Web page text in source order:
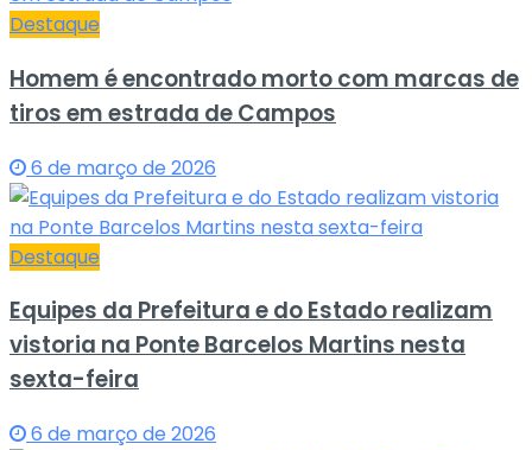
Destaque
Homem é encontrado morto com marcas de
tiros em estrada de Campos
6 de março de 2026
Destaque
Equipes da Prefeitura e do Estado realizam
vistoria na Ponte Barcelos Martins nesta
sexta-feira
6 de março de 2026